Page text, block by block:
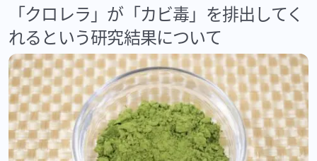
「クロレラ」が「カビ毒」を排出してく
れるという研究結果について